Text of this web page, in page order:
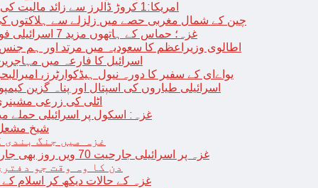
امریکا:1 کروڑ ڈالرز سے زائد مالیت کی ای-سگریٹس اسمگل کرنے کی کوشش
چین کے شمال مغربی حصے میں زلزلے سے ہلاکتوں کی تعداد 127 ہوگئی، 700
غزہ؛ حماس کے ہاتھوں مزید 7 اسرائیلی فوجی ہلاک، مجموعی تعداد 129 ہوگئی
اطالوی وزیراعظم کا سعودیہ میں مرتد اور ہم
اسرائیل کا فارعہ میں مہاجرین کے
یواےای کے سفیر کا دورہ نیول ہیڈکوارٹرز،
اسرائیلی طیاروں کی اسپتال اور پناہ گزین کیمپوں پر
اٹلی کی زرعی
غزہ: اسکول پر اسرائیلی حملے
شیخ مشعل
غزہ میں جنگ
غزہ پر اسرائیلی جارحیت 70 ویں روز بھی جاری: 18فلسطینی شہید ، درجنوں زخمی
دن کا وہ وقت جو
“غزہ کے حالات دیکھ کر اسلام